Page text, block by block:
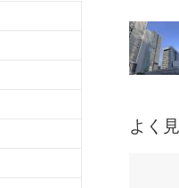
よく